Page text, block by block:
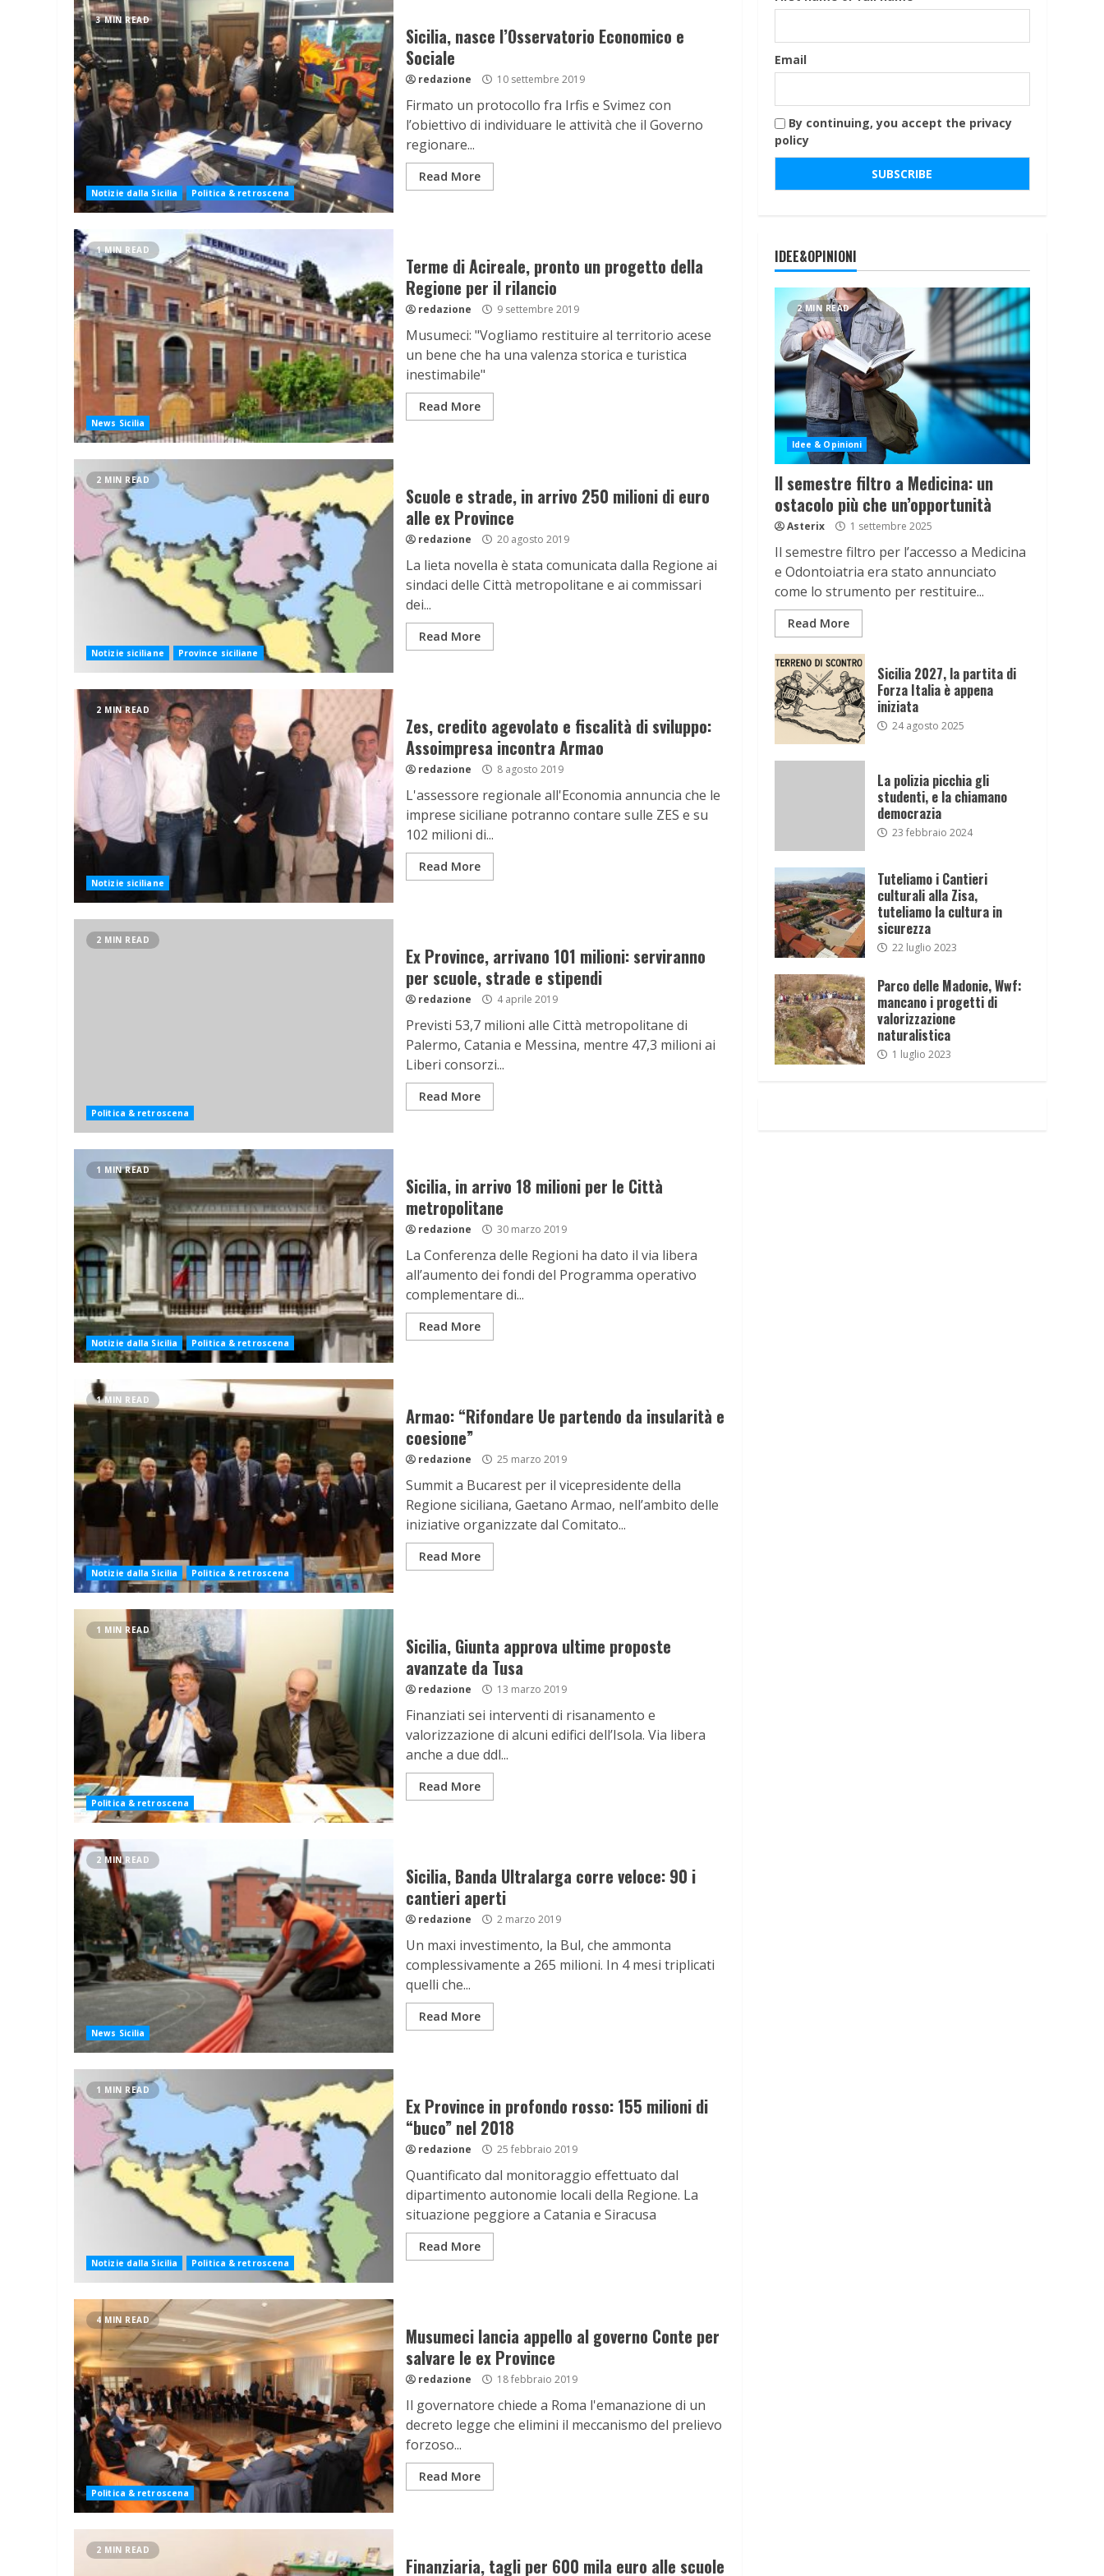
3 MIN READ
Notizie dalla Sicilia Politica & retroscena
Sicilia, nasce l’Osservatorio Economico e
Sociale
redazione 10 settembre 2019
Firmato un protocollo fra Irfis e Svimez con
l’obiettivo di individuare le attività che il Governo
regionare...
Read More
1 MIN READ
News Sicilia
Terme di Acireale, pronto un progetto della
Regione per il rilancio
redazione 9 settembre 2019
Musumeci: "Vogliamo restituire al territorio acese
un bene che ha una valenza storica e turistica
inestimabile"
Read More
2 MIN READ
Notizie siciliane Province siciliane
Scuole e strade, in arrivo 250 milioni di euro
alle ex Province
redazione 20 agosto 2019
La lieta novella è stata comunicata dalla Regione ai
sindaci delle Città metropolitane e ai commissari
dei...
Read More
2 MIN READ
Notizie siciliane
Zes, credito agevolato e fiscalità di sviluppo:
Assoimpresa incontra Armao
redazione 8 agosto 2019
L'assessore regionale all'Economia annuncia che le
imprese siciliane potranno contare sulle ZES e su
102 milioni di...
Read More
2 MIN READ
Politica & retroscena
Ex Province, arrivano 101 milioni: serviranno
per scuole, strade e stipendi
redazione 4 aprile 2019
Previsti 53,7 milioni alle Città metropolitane di
Palermo, Catania e Messina, mentre 47,3 milioni ai
Liberi consorzi...
Read More
1 MIN READ
Notizie dalla Sicilia Politica & retroscena
Sicilia, in arrivo 18 milioni per le Città
metropolitane
redazione 30 marzo 2019
La Conferenza delle Regioni ha dato il via libera
all’aumento dei fondi del Programma operativo
complementare di...
Read More
1 MIN READ
Notizie dalla Sicilia Politica & retroscena
Armao: “Rifondare Ue partendo da insularità e
coesione”
redazione 25 marzo 2019
Summit a Bucarest per il vicepresidente della
Regione siciliana, Gaetano Armao, nell’ambito delle
iniziative organizzate dal Comitato...
Read More
1 MIN READ
Politica & retroscena
Sicilia, Giunta approva ultime proposte
avanzate da Tusa
redazione 13 marzo 2019
Finanziati sei interventi di risanamento e
valorizzazione di alcuni edifici dell’Isola. Via libera
anche a due ddl...
Read More
2 MIN READ
News Sicilia
Sicilia, Banda Ultralarga corre veloce: 90 i
cantieri aperti
redazione 2 marzo 2019
Un maxi investimento, la Bul, che ammonta
complessivamente a 265 milioni. In 4 mesi triplicati
quelli che...
Read More
1 MIN READ
Notizie dalla Sicilia Politica & retroscena
Ex Province in profondo rosso: 155 milioni di
“buco” nel 2018
redazione 25 febbraio 2019
Quantificato dal monitoraggio effettuato dal
dipartimento autonomie locali della Regione. La
situazione peggiore a Catania e Siracusa
Read More
4 MIN READ
Politica & retroscena
Musumeci lancia appello al governo Conte per
salvare le ex Province
redazione 18 febbraio 2019
Il governatore chiede a Roma l'emanazione di un
decreto legge che elimini il meccanismo del prelievo
forzoso...
Read More
2 MIN READ
Finanziaria, tagli per 600 mila euro alle scuole
Email
By continuing, you accept the privacy
policy
IDEE&OPINIONI
2 MIN READ
Idee & Opinioni
Il semestre filtro a Medicina: un
ostacolo più che un’opportunità
Asterix 1 settembre 2025
Il semestre filtro per l’accesso a Medicina
e Odontoiatria era stato annunciato
come lo strumento per restituire...
Read More
Sicilia 2027, la partita di
Forza Italia è appena
iniziata
24 agosto 2025
La polizia picchia gli
studenti, e la chiamano
democrazia
23 febbraio 2024
Tuteliamo i Cantieri
culturali alla Zisa,
tuteliamo la cultura in
sicurezza
22 luglio 2023
Parco delle Madonie, Wwf:
mancano i progetti di
valorizzazione
naturalistica
1 luglio 2023